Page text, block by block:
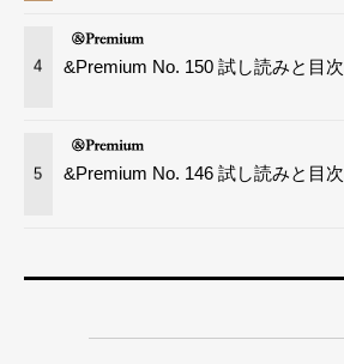
4 &Premium No. 150 試し読みと目次
5 &Premium No. 146 試し読みと目次